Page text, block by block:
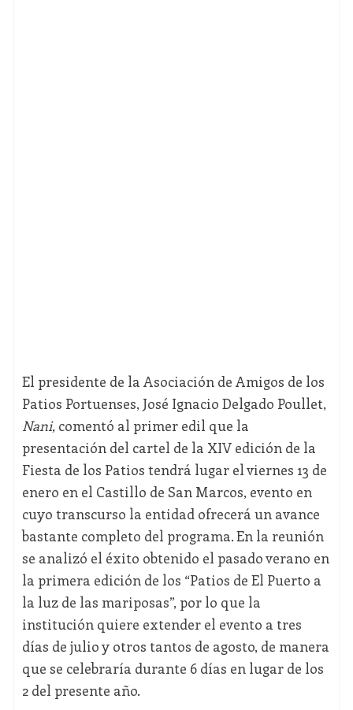
El presidente de la Asociación de Amigos de los
Patios Portuenses, José Ignacio Delgado Poullet,
Nani, comentó al primer edil que la
presentación del cartel de la XIV edición de la
Fiesta de los Patios tendrá lugar el viernes 13 de
enero en el Castillo de San Marcos, evento en
cuyo transcurso la entidad ofrecerá un avance
bastante completo del programa. En la reunión
se analizó el éxito obtenido el pasado verano en
la primera edición de los “Patios de El Puerto a
la luz de las mariposas”, por lo que la
institución quiere extender el evento a tres
días de julio y otros tantos de agosto, de manera
que se celebraría durante 6 días en lugar de los
2 del presente año.